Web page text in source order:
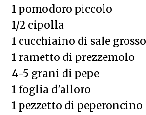
1 pomodoro piccolo
1/2 cipolla
1 cucchiaino di sale grosso
1 rametto di prezzemolo
4-5 grani di pepe
1 foglia d'alloro
1 pezzetto di peperoncino